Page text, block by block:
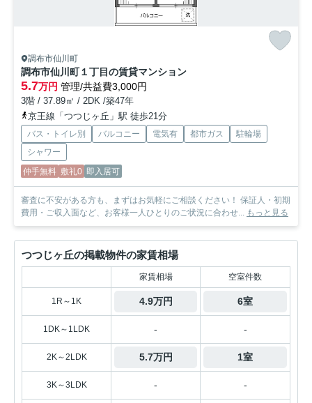
調布市仙川町
調布市仙川町１丁目の賃貸マンション
5.7万円 管理/共益費3,000円
3階 / 37.89㎡ / 2DK /築47年
京王線「つつじヶ丘」駅 徒歩21分
バス・トイレ別 バルコニー 電気有 都市ガス
駐輪場
シャワー
仲手無料 敷礼0 即入居可
審査に不安がある方も、まずはお気軽にご相談ください！ 保証人・初期
費用・ご収入面など、お客様一人ひとりのご状況に合わせ... もっと見る
つつじヶ丘の掲載物件の家賃相場
家賃相場 空室件数
1R～1K 4.9万円 6室
1DK～1LDK - -
2K～2LDK 5.7万円 1室
3K～3LDK - -